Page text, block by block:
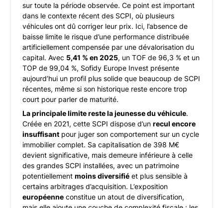
sur toute la période observée. Ce point est important
dans le contexte récent des SCPI, où plusieurs
véhicules ont dû corriger leur prix. Ici, l’absence de
baisse limite le risque d’une performance distribuée
artificiellement compensée par une dévalorisation du
capital. Avec 5,41 % en 2025, un TOF de 96,3 % et un
TOP de 99,04 %, Sofidy Europe Invest présente
aujourd’hui un profil plus solide que beaucoup de SCPI
récentes, même si son historique reste encore trop
court pour parler de maturité.
La principale limite reste la jeunesse du véhicule.
Créée en 2021, cette SCPI dispose d’un recul encore
insuffisant pour juger son comportement sur un cycle
immobilier complet. Sa capitalisation de 398 M€
devient significative, mais demeure inférieure à celle
des grandes SCPI installées, avec un patrimoine
potentiellement moins diversifié et plus sensible à
certains arbitrages d’acquisition. L’exposition
européenne constitue un atout de diversification,